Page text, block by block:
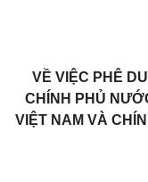
VỀ VIỆC PHÊ
CHÍNH PHỦ
VIỆT NAM VÀ